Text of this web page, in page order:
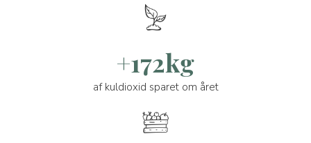
+172kg
af kuldioxid sparet om året